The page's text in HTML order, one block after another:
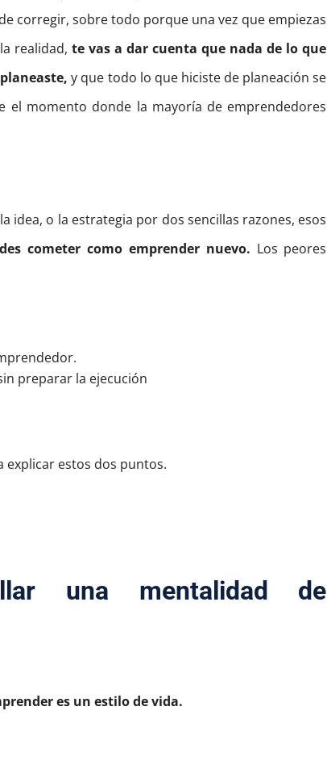
corregir, sobre todo porque una vez que empiezas
realidad, te vas a dar cuenta que nada de lo que
y que todo lo que hiciste de planeación se
el momento donde la mayoría de emprendedores
idea, o la estrategia por dos sencillas razones, esos
cometer como emprender nuevo. Los peores
preparar la ejecución
explicar estos dos puntos.
una mentalidad de
es un estilo de vida.